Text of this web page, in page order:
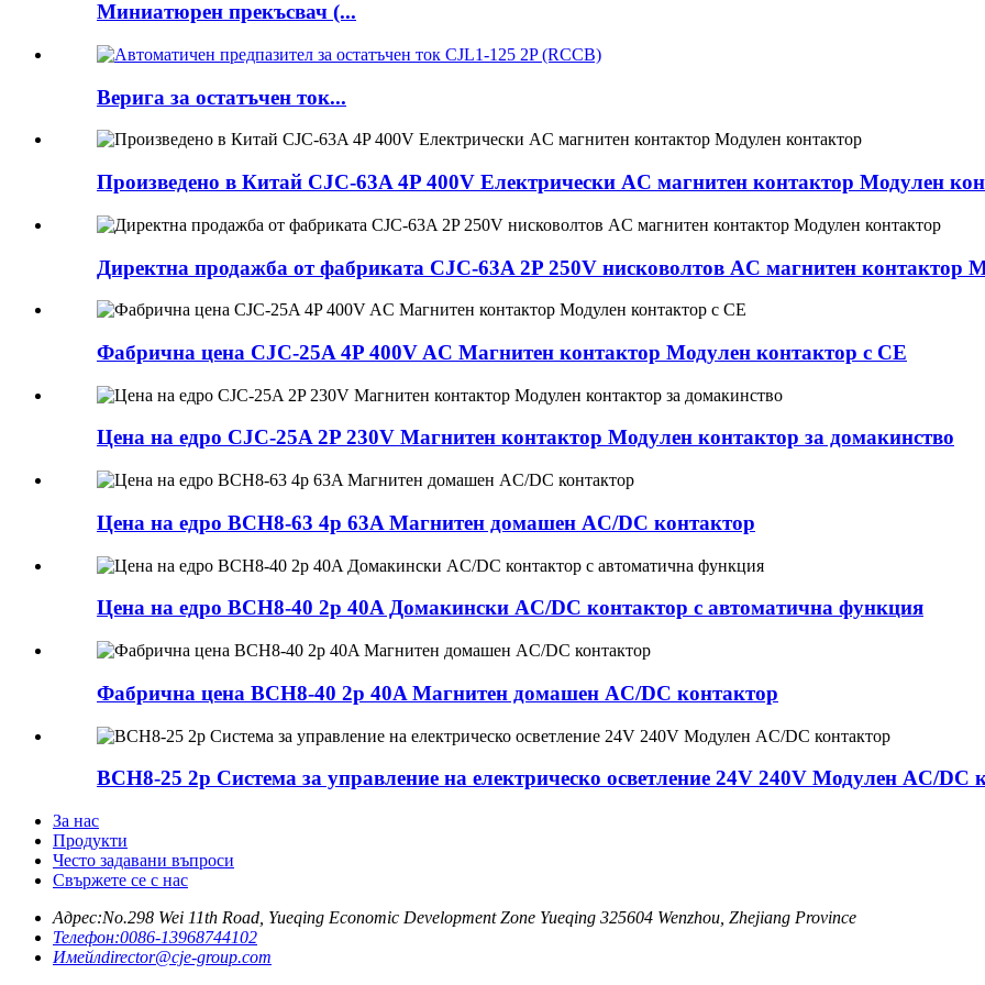
Миниатюрен прекъсвач (...
Верига за остатъчен ток...
Произведено в Китай CJC-63A 4P 400V Електрически AC магнитен контактор Модулен
Директна продажба от фабриката CJC-63A 2P 250V нисковолтов AC магнитен контактор
Фабрична цена CJC-25A 4P 400V AC Магнитен контактор Модулен контактор с CE
Цена на едро CJC-25A 2P 230V Магнитен контактор Модулен контактор за домакинство
Цена на едро BCH8-63 4p 63A Магнитен домашен AC/DC контактор
Цена на едро BCH8-40 2p 40A Домакински AC/DC контактор с автоматична функция
Фабрична цена BCH8-40 2p 40A Магнитен домашен AC/DC контактор
BCH8-25 2p Система за управление на електрическо осветление 24V 240V Модулен AC/DC
За нас
Продукти
Често задавани въпроси
Свържете се с нас
Адрес:No.298 Wei 11th Road, Yueqing Economic Development Zone Yueqing 325604 Wenzhou, Zhejiang Province
Телефон:0086-13968744102
Имейлdirector@cje-group.com